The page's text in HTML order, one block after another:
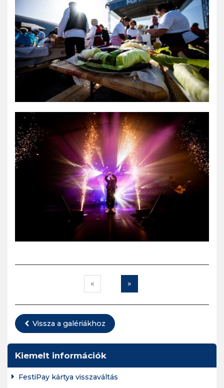
« »
Vissza a galériákhoz
Kiemelt információk
FestiPay kártya visszaváltás